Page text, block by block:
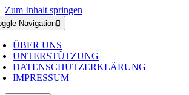
Zum Inhalt springen
Navigation
ÜBER UNS
UNTERSTÜTZUNG
DATENSCHUTZERKLÄRUNG
IMPRESSUM